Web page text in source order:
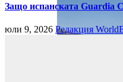
Защо испанската Guardia
юли 9, 2026 Редакция